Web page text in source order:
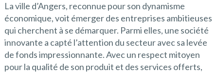
La ville d’Angers, reconnue pour son dynamisme
économique, voit émerger des entreprises ambitieuses
qui cherchent à se démarquer. Parmi elles, une société
innovante a capté l’attention du secteur avec sa levée
de fonds impressionnante. Avec un respect mitoyen
pour la qualité de son produit et des services offerts,